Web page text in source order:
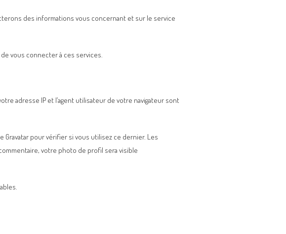
des informations vous concernant et sur le service
vous connecter à ces services.
adresse IP et l’agent utilisateur de votre navigateur sont
pour vérifier si vous utilisez ce dernier. Les
votre photo de profil sera visible